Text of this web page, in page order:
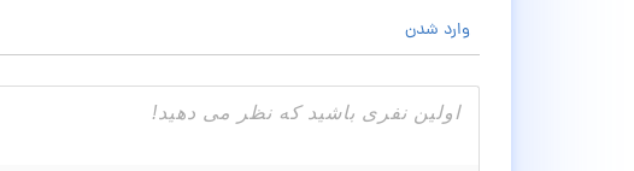
وارد شدن